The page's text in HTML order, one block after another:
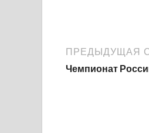
ПРЕДЫДУЩАЯ
Чемпионат